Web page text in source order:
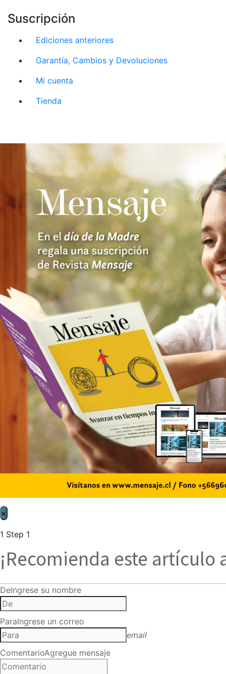
Suscripción
Ediciones anteriores
Garantía, Cambios y Devoluciones
Mi cuenta
Tienda
×
1 Step 1
¡Recomienda este artículo
DeIngrese su nombre
ParaIngrese un correo
email
ComentarioAgregue mensaje